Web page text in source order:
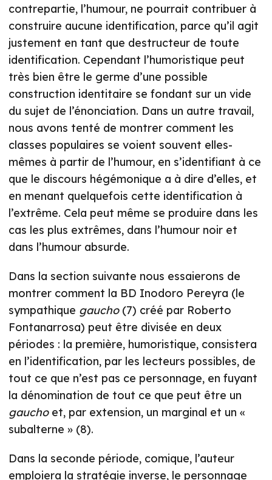
contrepartie, l’humour, ne pourrait contribuer à
construire aucune identification, parce qu’il agit
justement en tant que destructeur de toute
identification. Cependant l’humoristique peut
très bien être le germe d’une possible
construction identitaire se fondant sur un vide
du sujet de l’énonciation. Dans un autre travail,
nous avons tenté de montrer comment les
classes populaires se voient souvent elles-
mêmes à partir de l’humour, en s’identifiant à ce
que le discours hégémonique a à dire d’elles, et
en menant quelquefois cette identification à
l’extrême. Cela peut même se produire dans les
cas les plus extrêmes, dans l’humour noir et
dans l’humour absurde.
Dans la section suivante nous essaierons de
montrer comment la BD Inodoro Pereyra (le
sympathique gaucho(7) créé par Roberto
Fontanarrosa) peut être divisée en deux
périodes : la première, humoristique, consistera
en l’identification, par les lecteurs possibles, de
tout ce que n’est pas ce personnage, en fuyant
la dénomination de tout ce que peut être un
gauchoet, par extension, un marginal et un «
subalterne » (8).
Dans la seconde période, comique, l’auteur
emploiera la stratégie inverse, le personnage